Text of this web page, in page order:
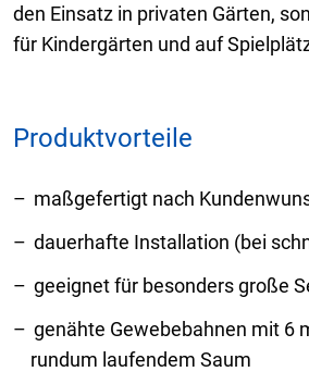
den Einsatz in privaten Gärten,
für Kindergärten und auf
Produktvorteile
maßgefertigt nach
dauerhafte Installation (bei
geeignet für besonders große
genähte Gewebebahnen mit 6
rundum laufendem Saum